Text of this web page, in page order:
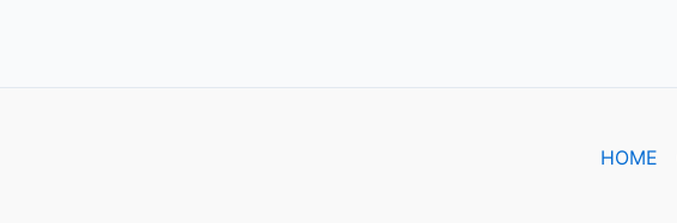
HOME